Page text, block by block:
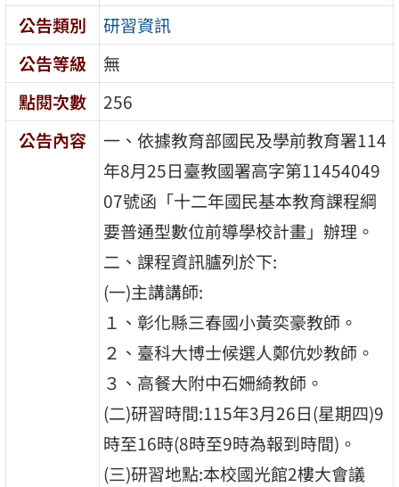
公告類別
研習資訊
公告等級
無
點閱次數
256
公告內容
一、依據教育部國民及學前教育署114
年8月25日臺教國署高字第11454049
07號函「十二年國民基本教育課程綱
要普通型數位前導學校計畫」辦理。
二、課程資訊臚列於下:
(一)主講講師:
１、彰化縣三春國小黃奕豪教師。
２、臺科大博士候選人鄭伉妙教師。
３、高餐大附中石姍綺教師。
(二)研習時間:115年3月26日(星期四)9
時至16時(8時至9時為報到時間)。
(三)研習地點:本校國光館2樓大會議